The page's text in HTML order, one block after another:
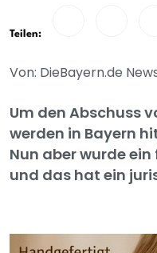
Teilen:
Von: DieBayern.de
Um den Abschuss
werden in Bayern
Nun aber wurde
und das hat ein